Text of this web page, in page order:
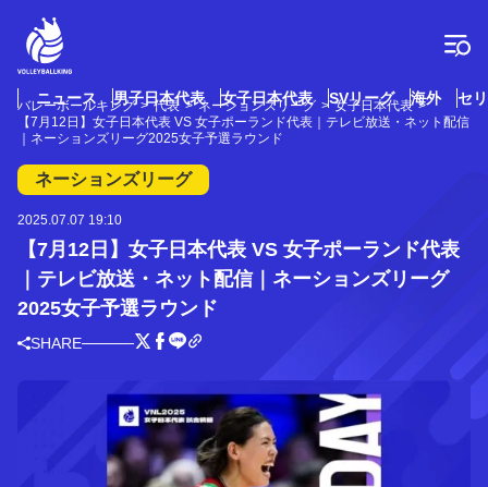
ニュース 男子日本代表 女子日本代表 SVリーグ 海外 セ
バレーボールキング 代表 ネーションズリーグ
女子日本代表
【7月12日】女子日本代表 VS 女子ポーランド代表｜テレビ放送・ネット配信
｜ネーションズリーグ2025女子予選ラウンド
ネーションズリーグ
2025.07.07 19:10
【7月12日】女子日本代表 VS 女子ポーランド代表
｜テレビ放送・ネット配信｜ネーションズリーグ
2025女子予選ラウンド
SHARE